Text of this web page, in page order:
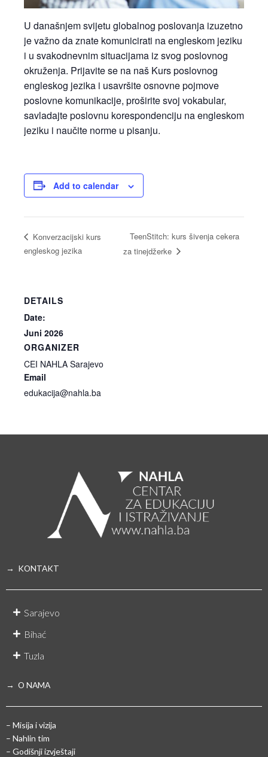
U današnjem svijetu globalnog poslovanja izuzetno
je važno da znate komunicirati na engleskom jeziku
i u svakodnevnim situacijama iz svog poslovnog
okruženja. Prijavite se na naš Kurs poslovnog
engleskog jezika i usavršite osnovne pojmove
poslovne komunikacije, proširite svoj vokabular,
savladajte poslovnu korespondenciju na engleskom
jeziku i naučite norme u pisanju.
Add to calendar
DETAILS
Date:
Juni 2026
ORGANIZER
CEI NAHLA Sarajevo
Email
edukacija@nahla.ba
Konverzacijski kurs
engleskog jezika
TeenStitch: kurs šivenja cekera
za tinejdžerke
→ KONTAKT
Sarajevo
Bihać
Tuzla
→ O NAMA
– Misija i vizija
– Nahlin tim
– Godišnji izvještaji